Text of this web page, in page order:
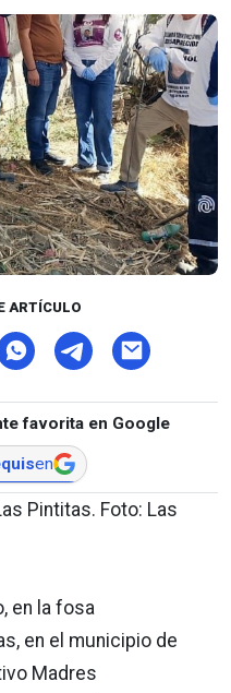
ARTÍCULO
favorita en Google
en
Pintitas. Foto: Las
en la fosa
en el municipio de
Madres